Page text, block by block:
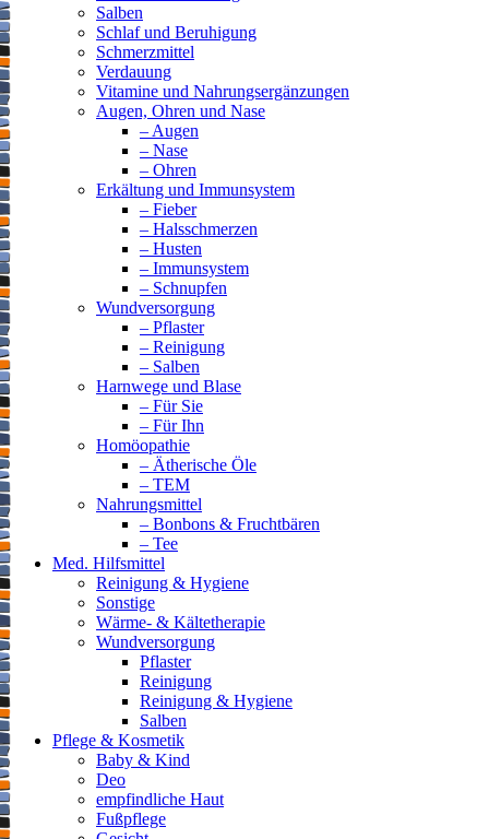
Salben
Schlaf und Beruhigung
Schmerzmittel
Verdauung
Vitamine und Nahrungsergänzungen
Augen, Ohren und Nase
– Augen
– Nase
– Ohren
Erkältung und Immunsystem
– Fieber
– Halsschmerzen
– Husten
– Immunsystem
– Schnupfen
Wundversorgung
– Pflaster
– Reinigung
– Salben
Harnwege und Blase
– Für Sie
– Für Ihn
Homöopathie
– Ätherische Öle
– TEM
Nahrungsmittel
– Bonbons & Fruchtbären
– Tee
Med. Hilfsmittel
Reinigung & Hygiene
Sonstige
Wärme- & Kältetherapie
Wundversorgung
Pflaster
Reinigung
Reinigung & Hygiene
Salben
Pflege & Kosmetik
Baby & Kind
Deo
empfindliche Haut
Fußpflege